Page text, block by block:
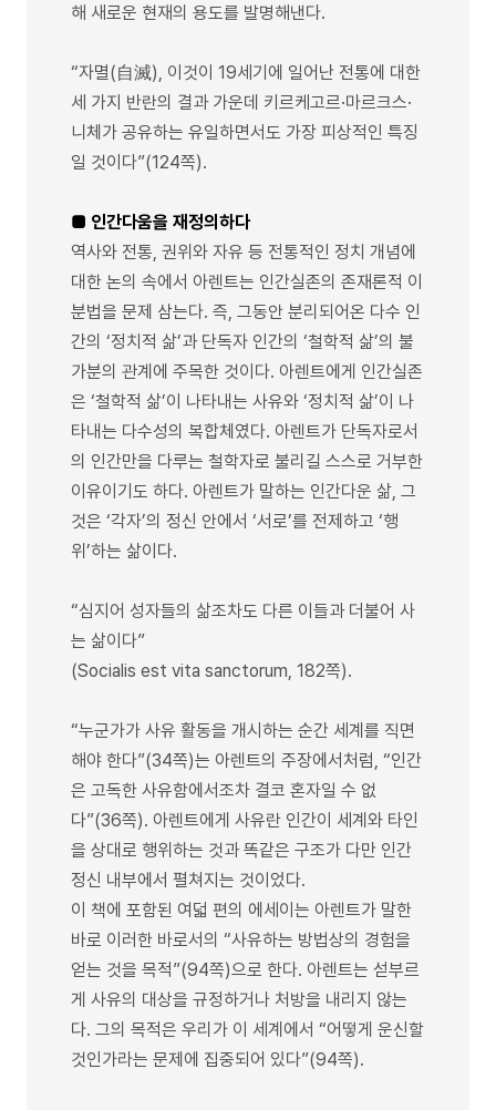
해 새로운 현재의 용도를 발명해낸다.
“자멸(自滅), 이것이 19세기에 일어난 전통에 대한
세 가지 반란의 결과 가운데 키르케고르·마르크스·
니체가 공유하는 유일하면서도 가장 피상적인 특징
일 것이다”(124쪽).
■ 인간다움을 재정의하다
역사와 전통, 권위와 자유 등 전통적인 정치 개념에
대한 논의 속에서 아렌트는 인간실존의 존재론적 이
분법을 문제 삼는다. 즉, 그동안 분리되어온 다수 인
간의 ‘정치적 삶’과 단독자 인간의 ‘철학적 삶’의 불
가분의 관계에 주목한 것이다. 아렌트에게 인간실존
은 ‘철학적 삶’이 나타내는 사유와 ‘정치적 삶’이 나
타내는 다수성의 복합체였다. 아렌트가 단독자로서
의 인간만을 다루는 철학자로 불리길 스스로 거부한
이유이기도 하다. 아렌트가 말하는 인간다운 삶, 그
것은 ‘각자’의 정신 안에서 ‘서로’를 전제하고 ‘행
위’하는 삶이다.
“심지어 성자들의 삶조차도 다른 이들과 더불어 사
는 삶이다”
(Socialis est vita sanctorum, 182쪽).
“누군가가 사유 활동을 개시하는 순간 세계를 직면
해야 한다”(34쪽)는 아렌트의 주장에서처럼, “인간
은 고독한 사유함에서조차 결코 혼자일 수 없
다”(36쪽). 아렌트에게 사유란 인간이 세계와 타인
을 상대로 행위하는 것과 똑같은 구조가 다만 인간
정신 내부에서 펼쳐지는 것이었다.
이 책에 포함된 여덟 편의 에세이는 아렌트가 말한
바로 이러한 바로서의 “사유하는 방법상의 경험을
얻는 것을 목적”(94쪽)으로 한다. 아렌트는 섣부르
게 사유의 대상을 규정하거나 처방을 내리지 않는
다. 그의 목적은 우리가 이 세계에서 “어떻게 운신할
것인가라는 문제에 집중되어 있다”(94쪽).